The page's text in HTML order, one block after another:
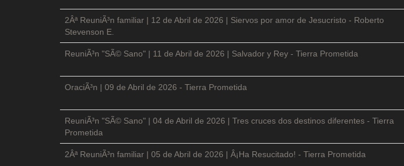
2Âª ReuniÃ³n familiar | 12 de Abril de 2026 | Siervos por amor de Jesucristo - Roberto
Stevenson E.
ReuniÃ³n "SÃ© Sano" | 11 de Abril de 2026 | Salvador y Rey - Tierra Prometida
OraciÃ³n | 09 de Abril de 2026 - Tierra Prometida
ReuniÃ³n "SÃ© Sano" | 04 de Abril de 2026 | Tres cruces dos destinos diferentes - Tierra
Prometida
2Âª ReuniÃ³n familiar | 05 de Abril de 2026 | Â¡Ha Resucitado! - Tierra Prometida